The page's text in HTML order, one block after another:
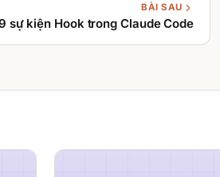
BÀI SAU
sự kiện Hook trong Claude Code